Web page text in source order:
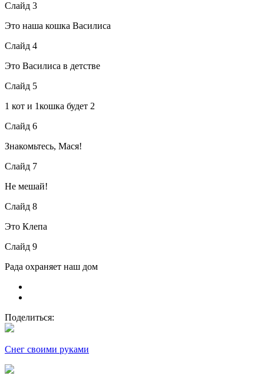
Слайд 3
Это наша кошка Василиса
Слайд 4
Это Василиса в детстве
Слайд 5
1 кот и 1кошка будет 2
Слайд 6
Знакомьтесь, Мася!
Слайд 7
Не мешай!
Слайд 8
Это Клепа
Слайд 9
Рада охраняет наш дом
Поделиться:
Снег своими руками